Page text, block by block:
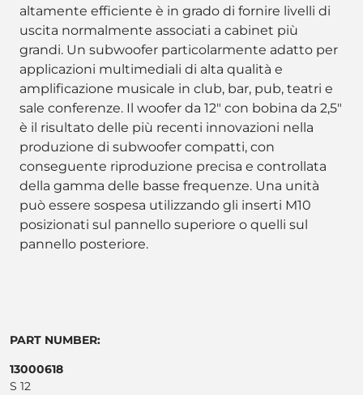
altamente efficiente è in grado di fornire livelli di
uscita normalmente associati a cabinet più
grandi. Un subwoofer particolarmente adatto per
applicazioni multimediali di alta qualità e
amplificazione musicale in club, bar, pub, teatri e
sale conferenze. Il woofer da 12" con bobina da 2,5"
è il risultato delle più recenti innovazioni nella
produzione di subwoofer compatti, con
conseguente riproduzione precisa e controllata
della gamma delle basse frequenze. Una unità
può essere sospesa utilizzando gli inserti M10
posizionati sul pannello superiore o quelli sul
pannello posteriore.
PART NUMBER:
13000618
S 12